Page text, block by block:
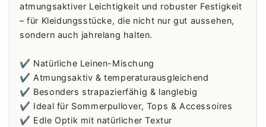
atmungsaktiver Leichtigkeit und robuster Festigkeit
– für Kleidungsstücke, die nicht nur gut aussehen,
sondern auch jahrelang halten.
✔️ Natürliche Leinen-Mischung
✔️ Atmungsaktiv & temperaturausgleichend
✔️ Besonders strapazierfähig & langlebig
✔️ Ideal für Sommerpullover, Tops & Accessoires
✔️ Edle Optik mit natürlicher Textur